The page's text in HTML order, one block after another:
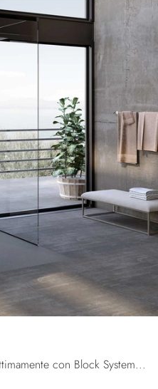
Arreda il tuo bagno moderno ottimamente con Block System Just C34, mobili bagno sospesi e complementi in melaminico di Baxar.